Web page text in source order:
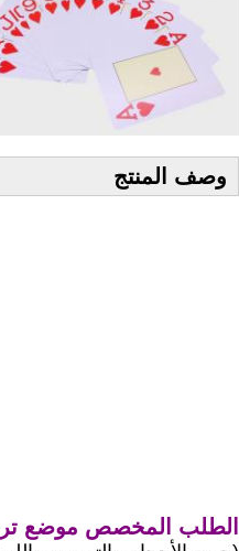
وصف المنتج
الطلب المخصص موضع